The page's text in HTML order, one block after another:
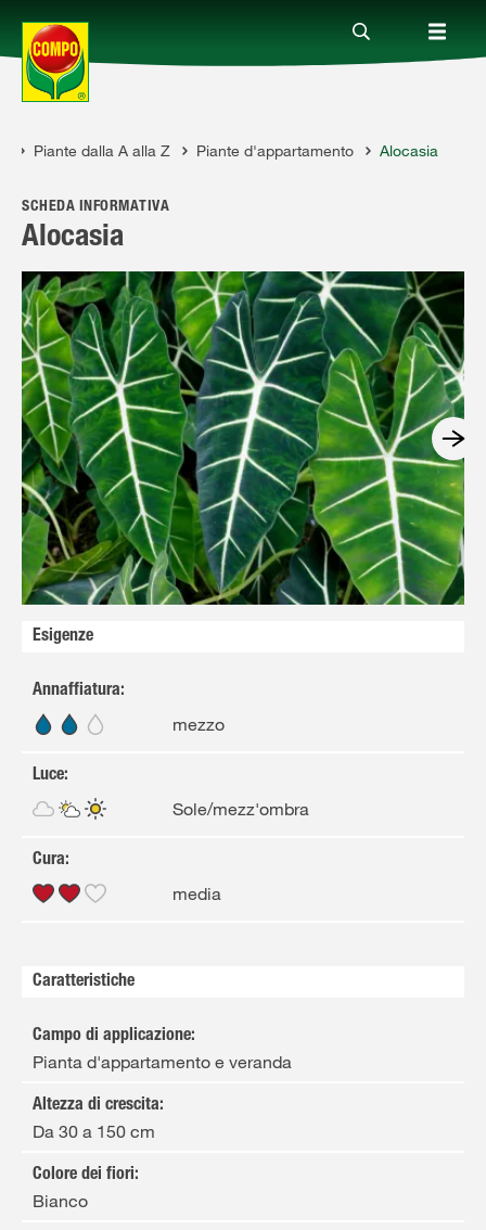
Prodotti
Magazine
Mondi Tematici
Info
Chi siamo
Solo il meglio!
Piante dalla A alla Z Piante d'appartamento Alocasia
SCHEDA INFORMATIVA
Alocasia
Esigenze
Annaffiatura:
mezzo
Luce:
Sole/mezz'ombra
Cura:
media
Caratteristiche
Campo di applicazione:
Pianta d'appartamento e veranda
Altezza di crescita:
Da 30 a 150 cm
Colore dei fiori:
Bianco